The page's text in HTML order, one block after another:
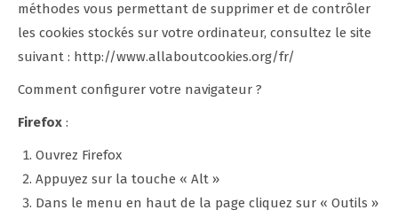
méthodes vous permettant de supprimer et de contrôler
les cookies stockés sur votre ordinateur, consultez le site
suivant : http://www.allaboutcookies.org/fr/
Comment configurer votre navigateur ?
Firefox :
Ouvrez Firefox
Appuyez sur la touche « Alt »
Dans le menu en haut de la page cliquez sur « Outils »